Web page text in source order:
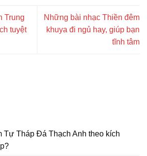
Trung
tuyệt
Những bài nhạc Thiền đêm
khuya đi ngủ hay, giúp bạn
tĩnh tâm
Tự Tháp Đá Thạch Anh theo kích